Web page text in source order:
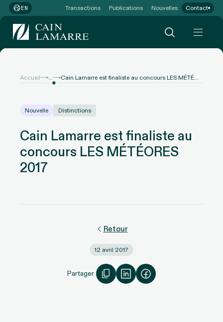
EN Transactions Publications Nouvelles Contact
Accueil ... Cain Lamarre est finaliste au concours LES MÉTÉORES 2017
Nouvelle Distinctions
Cain Lamarre est finaliste au
concours LES MÉTÉORES
2017
Retour
12 avril 2017
Partager